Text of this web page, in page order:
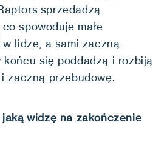
sprzedadzą
spowoduje małe
lidze, a sami zaczną
końcu się poddadzą i rozbiją
zaczną przebudowę.
widzę na zakończenie